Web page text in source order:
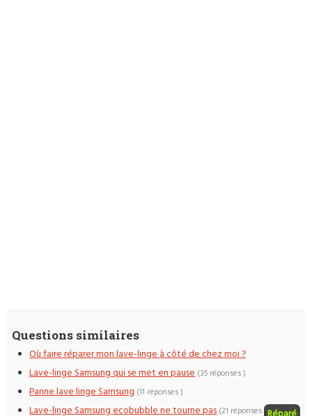
Questions similaires
Où faire réparer mon lave-linge à côté de chez moi ?
Lave-linge Samsung qui se met en pause (35 réponses )
Panne lave linge Samsung (11 réponses )
Lave-linge Samsung ecobubble ne tourne pas (21 réponses